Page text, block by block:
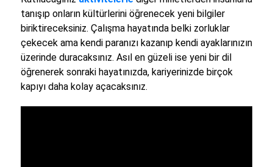
tanışıp onların kültürlerini öğrenecek yeni bilgiler
biriktireceksiniz. Çalışma hayatında belki zorluklar
çekecek ama kendi paranızı kazanıp kendi ayaklarınızın
üzerinde duracaksınız. Asıl en güzeli ise yeni bir dil
öğrenerek sonraki hayatınızda, kariyerinizde birçok
kapıyı daha kolay açacaksınız.